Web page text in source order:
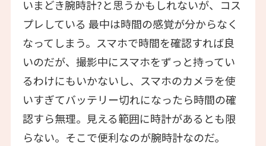
いまどき腕時計?と思うかもしれないが、コス
プレしている 最中は時間の感覚が分からなく
なってしまう。スマホで時間を確認すれば良
いのだが、撮影中にスマホをずっと持ってい
るわけにもいかないし、スマホのカメラを使
いすぎてバッテリー切れになったら時間の確
認すら無理。見える範囲に時計があるとも限
らない。そこで便利なのが腕時計なのだ。